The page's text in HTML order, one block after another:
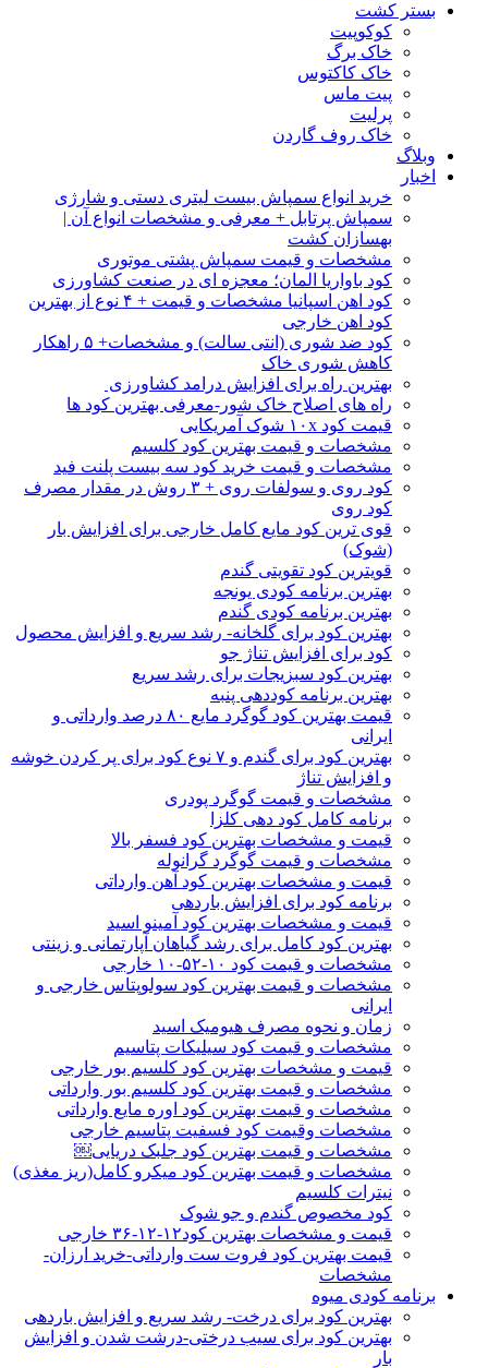
بستر کشت
کوکوپیت
خاک برگ
خاک کاکتوس
پیت ماس
پرلیت
خاک روف گاردن
وبلاگ
اخبار
خرید انواع سمپاش بیست لیتری دستی و شارژی
سمپاش پرتابل + معرفی و مشخصات انواع آن |
بهسازان کشت
مشخصات و قیمت سمپاش پشتی موتوری
کود باواریا المان؛ معجزه ای در صنعت کشاورزی
کود اهن اسپانیا مشخصات و قیمت + ۴ نوع از بهترین
کود اهن خارجی
کود ضد شوری (انتی سالت) و مشخصات+ ۵ راهکار
کاهش شوری خاک
بهترین راه برای افزایش درامد کشاورزی
راه های اصلاح خاک شور-معرفی بهترین کود ها
قیمت کود ۱۰x شوک آمریکایی
مشخصات و قیمت بهترین کود کلسیم
مشخصات و قیمت خرید کود سه بیست پلنت فید
کود روی و سولفات روی + ۳ روش در مقدار مصرف
کود روی
قوی ترین کود مایع کامل خارجی برای افزایش بار
(شوک)
قویترین کود تقویتی گندم
بهترین برنامه کودی یونجه
بهترین برنامه کودی گندم
بهترین کود برای گلخانه- رشد سریع و افزایش محصول
کود برای افزایش تناژ جو
بهترین کود سبزیجات برای رشد سریع
بهترین برنامه کوددهی پنبه
قیمت بهترین کود گوگرد مایع ۸۰ درصد وارداتی و
ایرانی
بهترین کود برای گندم و ۷ نوع کود برای پر کردن خوشه
و افزایش تناژ
مشخصات و قیمت گوگرد پودری
برنامه کامل کود دهی کلزا
قیمت و مشخصات بهترین کود فسفر بالا
مشخصات و قیمت گوگرد گرانوله
قیمت و مشخصات بهترین کود آهن وارداتی
برنامه کود برای افزایش باردهی
قیمت و مشخصات بهترین کود آمینو اسید
بهترین کود کامل برای رشد گیاهان آپارتمانی و زینتی
مشخصات و قیمت کود ۱۰-۵۲-۱۰ خارجی
مشخصات و قیمت بهترین کود سولوپتاس خارجی و
ایرانی
زمان و نحوه مصرف هیومیک اسید
مشخصات و قیمت کود سیلیکات پتاسیم
قیمت و مشخصات بهترین کود کلسیم بور خارجی
مشخصات و قیمت بهترین کود کلسیم بور وارداتی
مشخصات و قیمت بهترین کود اوره مایع وارداتی
مشخصات وقیمت کود فسفیت پتاسیم خارجی
مشخصات و قیمت بهترین کود جلبک دریایی￼
مشخصات و قیمت بهترین کود میکرو کامل(ریز مغذی)
نیترات کلسیم
کود مخصوص گندم و جو شوک
قیمت و مشخصات بهترین کود۱۲-۱۲-۳۶ خارجی
قیمت بهترین کود فروت ست وارداتی-خرید ارزان-
مشخصات
برنامه کودی میوه
بهترین کود برای درخت- رشد سریع و افزایش باردهی
بهترین کود برای سیب درختی-درشت شدن و افزایش
بار